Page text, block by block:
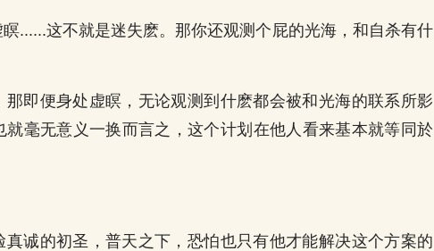
......这不就是迷失麽。那你还观测个屁的光海，和自杀有什
即便身处虚瞑，无论观测到什麽都会被和光海的联系所影
毫无意义一换而言之，这个计划在他人看来基本就等同於
诚的初圣，普天之下，恐怕也只有他才能解决这个方案的